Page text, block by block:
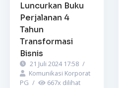
Luncurkan Buku
Perjalanan 4
Tahun
Transformasi
Bisnis
21 Juli 2024 17:58 /
Komunikasi Korporat
PG / 667x dilihat